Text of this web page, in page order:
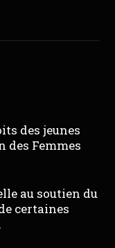
des jeunes
des Femmes
au soutien du
certaines